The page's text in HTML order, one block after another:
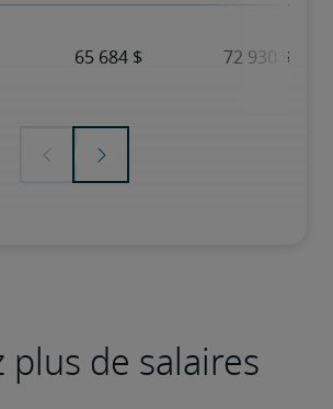
plus de salaires